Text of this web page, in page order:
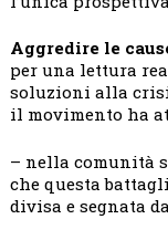
Aggredire le
per una lettura
soluzioni alla
il movimento ha
– nella comunità
che questa
divisa e segnata